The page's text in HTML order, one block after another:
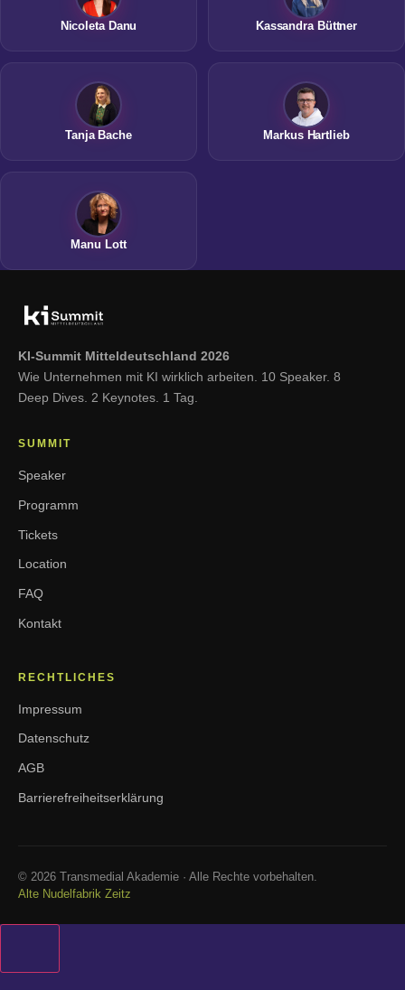
Nicoleta Danu Kassandra Büttner
Tanja Bache Markus Hartlieb
Manu Lott
KI-Summit Mitteldeutschland 2026
Wie Unternehmen mit KI wirklich arbeiten. 10 Speaker. 8
Deep Dives. 2 Keynotes. 1 Tag.
SUMMIT
Speaker
Programm
Tickets
Location
FAQ
Kontakt
RECHTLICHES
Impressum
Datenschutz
AGB
Barrierefreiheitserklärung
© 2026 Transmedial Akademie · Alle Rechte vorbehalten.
Alte Nudelfabrik Zeitz